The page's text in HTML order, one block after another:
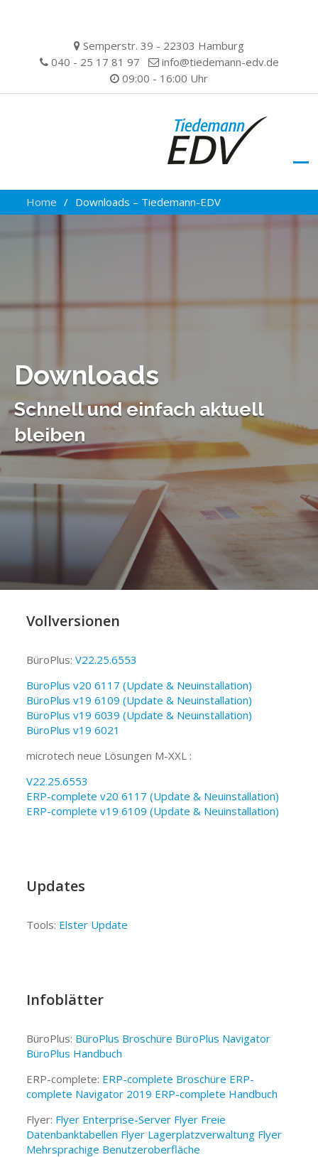
Semperstr. 39 - 22303 Hamburg
040 - 25 17 81 97
info@tiedemann-edv.de
09:00 - 16:00 Uhr
Home Downloads – Tiedemann-EDV
Downloads
Schnell und einfach aktuell
bleiben
Vollversionen
BüroPlus:V22.25.6553
BüroPlus v20 6117 (Update & Neuinstallation)
BüroPlus v19 6109 (Update & Neuinstallation)
BüroPlus v19 6039 (Update & Neuinstallation)
BüroPlus v19 6021
microtech neue Lösungen M-XXL :
V22.25.6553
ERP-complete v20 6117 (Update & Neuinstallation)
ERP-complete v19 6109 (Update & Neuinstallation)
Updates
Tools: Elster Update
Infoblätter
BüroPlus: BüroPlus Broschüre BüroPlus Navigator
BüroPlus Handbuch
ERP-complete: ERP-complete Broschüre ERP-
complete Navigator 2019 ERP-complete Handbuch
Flyer: Flyer Enterprise-Server Flyer Freie
Datenbanktabellen Flyer Lagerplatzverwaltung Flyer
Mehrsprachige Benutzeroberfläche